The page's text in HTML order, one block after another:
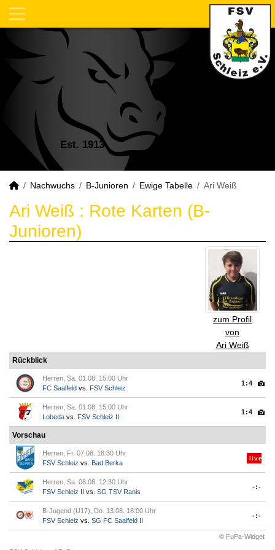
Est. 1913
Nachwuchs B-Junioren Ewige Tabelle Ari Weiß
Ari Weiß : Rote Karten (B-
Junioren)
zum Profil
von
Ari Weiß
Rückblick
Herren, Sa. 01.08. 15:00 Uhr
FC Saalfeld vs. FSV Schleiz
1:4
Herren, Sa. 01.08. 15:00 Uhr
Lobeda vs. FSV Schleiz II
1:4
Vorschau
Herren, Fr. 07.08. 18:30 Uhr
FSV Schleiz vs. Bad Berka
live
Herren, Sa. 08.08. 12:30 Uhr
FSV Schleiz II vs. SG TSV Ranis
-:-
B-Jugend (U17), Do. 13.08. 18:00 Uhr
FSV Schleiz vs. SG FC Saalfeld II
-:-
© FuPa-Widget